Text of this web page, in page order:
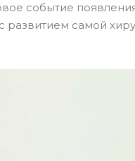
событие
развитием самой